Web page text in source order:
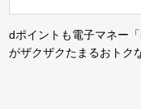
dポイントも電子マネー
がザクザクたまるおトク